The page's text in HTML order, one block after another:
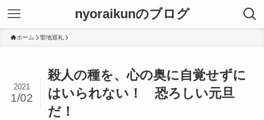
nyoraikunのブログ
ホーム 聖地巡礼
殺人の種を、心の奥に自覚せずに
はいられない！ 恐ろしい元旦
だ！
2021
1/02